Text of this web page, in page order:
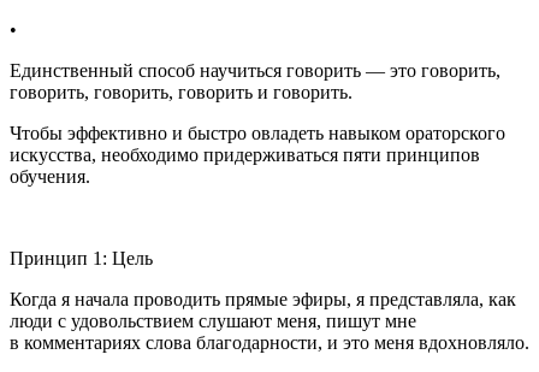
•
Единственный способ научиться говорить — это говорить,
говорить, говорить, говорить и говорить.
Чтобы эффективно и быстро овладеть навыком ораторского
искусства, необходимо придерживаться пяти принципов
обучения.
Принцип 1: Цель
Когда я начала проводить прямые эфиры, я представляла, как
люди с удовольствием слушают меня, пишут мне
в комментариях слова благодарности, и это меня вдохновляло.